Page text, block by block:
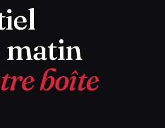
matin
boîte